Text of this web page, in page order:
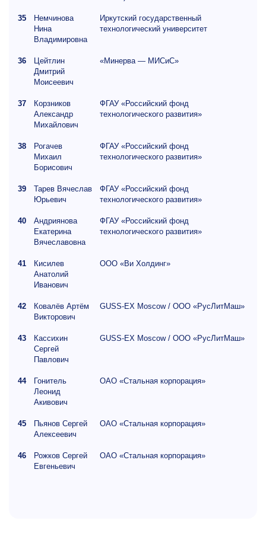
35
Немчинова
Нина
Владимировна
Иркутский государственный
технологический университет
36
Цейтлин
Дмитрий
Моисеевич
«Минерва — МИСиС»
37
Корзников
Александр
Михайлович
ФГАУ «Российский фонд
технологического развития»
38
Рогачев
Михаил
Борисович
ФГАУ «Российский фонд
технологического развития»
39
Тарев Вячеслав
Юрьевич
ФГАУ «Российский фонд
технологического развития»
40
Андриянова
Екатерина
Вячеславовна
ФГАУ «Российский фонд
технологического развития»
41
Кисилев
Анатолий
Иванович
ООО «Ви Холдинг»
42
Ковалёв Артём
Викторович
GUSS-EX Moscow / ООО «РусЛитМаш»
43
Кассихин
Сергей
Павлович
GUSS-EX Moscow / ООО «РусЛитМаш»
44
Гонитель
Леонид
Акивович
ОАО «Стальная корпорация»
45
Пьянов Сергей
Алексеевич
ОАО «Стальная корпорация»
46
Рожков Сергей
Евгеньевич
ОАО «Стальная корпорация»